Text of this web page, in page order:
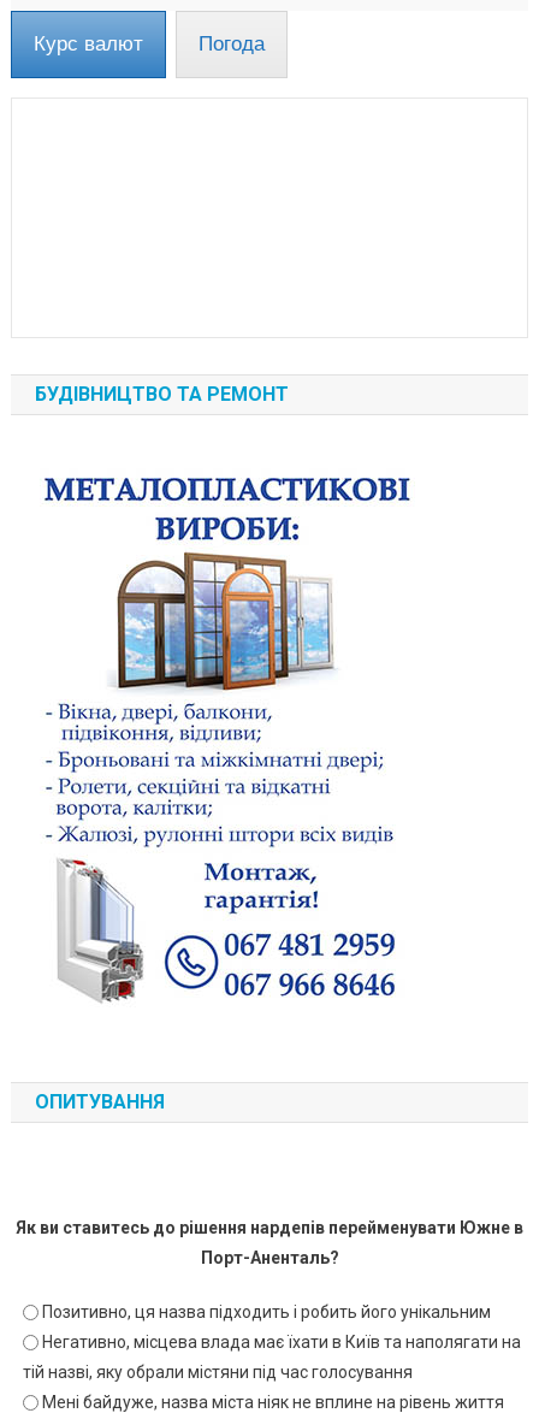
Курс валют Погода
БУДІВНИЦТВО ТА РЕМОНТ
ОПИТУВАННЯ
Як ви ставитесь до рішення нардепів перейменувати Южне в
Порт-Аненталь?
Позитивно, ця назва підходить і робить його унікальним
Негативно, місцева влада має їхати в Київ та наполягати на
тій назві, яку обрали містяни під час голосування
Мені байдуже, назва міста ніяк не вплине на рівень життя